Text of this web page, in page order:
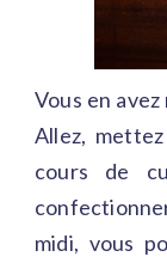
Vous en
Allez,
cours de
midi, vous